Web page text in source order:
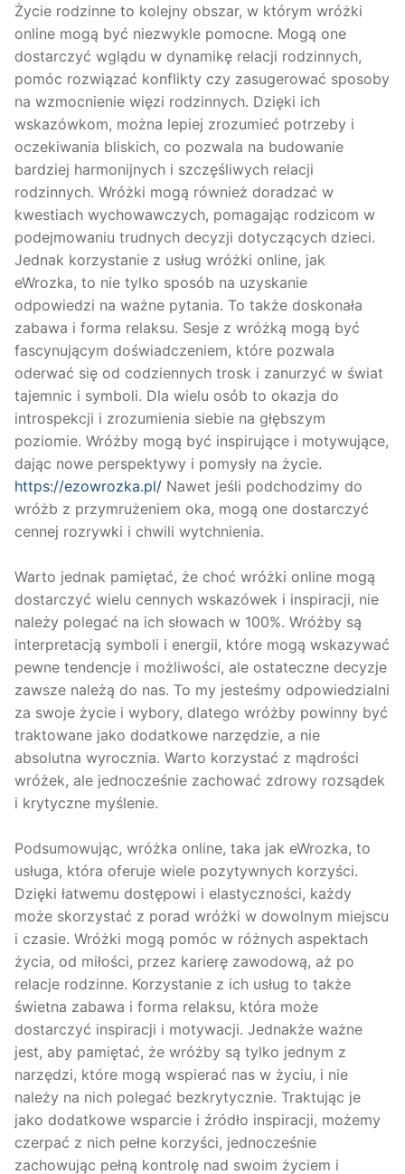
Życie rodzinne to kolejny obszar, w którym wróżki
online mogą być niezwykle pomocne. Mogą one
dostarczyć wglądu w dynamikę relacji rodzinnych,
pomóc rozwiązać konflikty czy zasugerować sposoby
na wzmocnienie więzi rodzinnych. Dzięki ich
wskazówkom, można lepiej zrozumieć potrzeby i
oczekiwania bliskich, co pozwala na budowanie
bardziej harmonijnych i szczęśliwych relacji
rodzinnych. Wróżki mogą również doradzać w
kwestiach wychowawczych, pomagając rodzicom w
podejmowaniu trudnych decyzji dotyczących dzieci.
Jednak korzystanie z usług wróżki online, jak
eWrozka, to nie tylko sposób na uzyskanie
odpowiedzi na ważne pytania. To także doskonała
zabawa i forma relaksu. Sesje z wróżką mogą być
fascynującym doświadczeniem, które pozwala
oderwać się od codziennych trosk i zanurzyć w świat
tajemnic i symboli. Dla wielu osób to okazja do
introspekcji i zrozumienia siebie na głębszym
poziomie. Wróżby mogą być inspirujące i motywujące,
dając nowe perspektywy i pomysły na życie.
https://ezowrozka.pl/ Nawet jeśli podchodzimy do
wróżb z przymrużeniem oka, mogą one dostarczyć
cennej rozrywki i chwili wytchnienia.
Warto jednak pamiętać, że choć wróżki online mogą
dostarczyć wielu cennych wskazówek i inspiracji, nie
należy polegać na ich słowach w 100%. Wróżby są
interpretacją symboli i energii, które mogą wskazywać
pewne tendencje i możliwości, ale ostateczne decyzje
zawsze należą do nas. To my jesteśmy odpowiedzialni
za swoje życie i wybory, dlatego wróżby powinny być
traktowane jako dodatkowe narzędzie, a nie
absolutna wyrocznia. Warto korzystać z mądrości
wróżek, ale jednocześnie zachować zdrowy rozsądek
i krytyczne myślenie.
Podsumowując, wróżka online, taka jak eWrozka, to
usługa, która oferuje wiele pozytywnych korzyści.
Dzięki łatwemu dostępowi i elastyczności, każdy
może skorzystać z porad wróżki w dowolnym miejscu
i czasie. Wróżki mogą pomóc w różnych aspektach
życia, od miłości, przez karierę zawodową, aż po
relacje rodzinne. Korzystanie z ich usług to także
świetna zabawa i forma relaksu, która może
dostarczyć inspiracji i motywacji. Jednakże ważne
jest, aby pamiętać, że wróżby są tylko jednym z
narzędzi, które mogą wspierać nas w życiu, i nie
należy na nich polegać bezkrytycznie. Traktując je
jako dodatkowe wsparcie i źródło inspiracji, możemy
czerpać z nich pełne korzyści, jednocześnie
zachowując pełną kontrolę nad swoim życiem i